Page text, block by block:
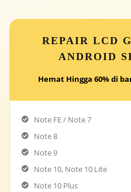
REPAIR LCD
ANDROID
Hemat Hingga 60% di
Note FE / Note 7
Note 8
Note 9
Note 10, Note 10 Lite
Note 10 Plus